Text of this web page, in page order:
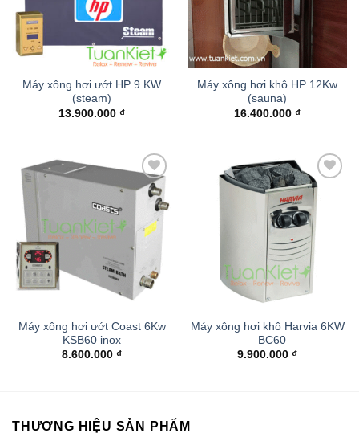
Máy xông hơi ướt HP 9 KW
(steam)
13.900.000 ₫
Máy xông hơi khô HP 12Kw
(sauna)
16.400.000 ₫
Add to
wishlist
Máy xông hơi ướt Coast 6Kw
KSB60 inox
8.600.000 ₫
Add to
wishlist
Máy xông hơi khô Harvia 6KW
– BC60
9.900.000 ₫
THƯƠNG HIỆU SẢN PHẨM